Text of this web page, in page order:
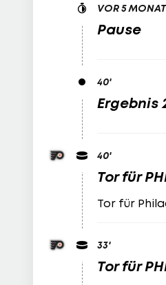
VOR 5
Pause
40'
Ergebnis
40'
Tor für
Tor für
33'
Tor für